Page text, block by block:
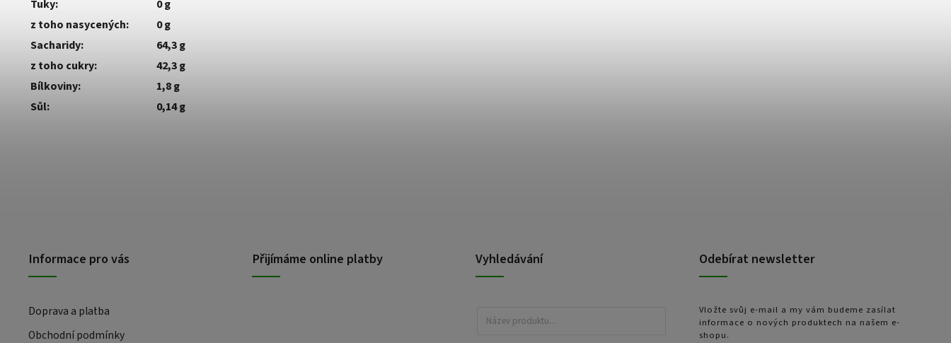
Tuky:
0 g
z toho nasycených:
0 g
Sacharidy:
64,3 g
z toho cukry:
42,3 g
Bílkoviny:
1,8 g
Sůl:
0,14 g
Informace pro vás
Doprava a platba
Obchodní podmínky
Přijímáme online platby Vyhledávání Odebírat newsletter
Vložte svůj e-mail a my vám budeme zasílat
informace o nových produktech na našem e-
shopu.